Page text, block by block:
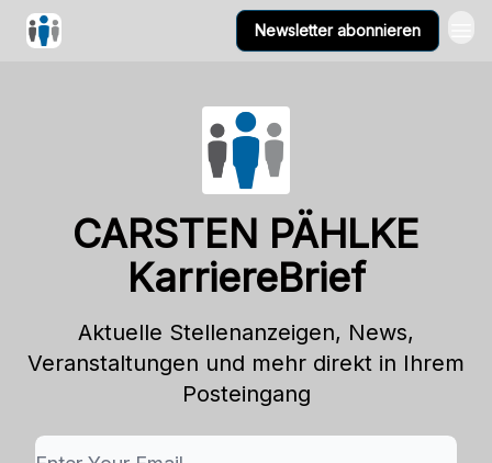
Newsletter abonnieren
CARSTEN PÄHLKE
KarriereBrief
Aktuelle Stellenanzeigen, News,
Veranstaltungen und mehr direkt in Ihrem
Posteingang